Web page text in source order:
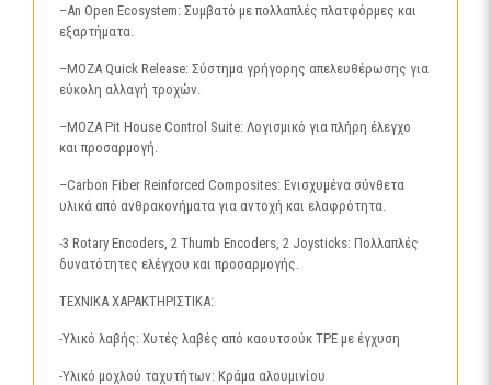
–An Open Ecosystem: Συμβατό με πολλαπλές πλατφόρμες και
εξαρτήματα.
–MOZA Quick Release: Σύστημα γρήγορης απελευθέρωσης για
εύκολη αλλαγή τροχών.
–MOZA Pit House Control Suite: Λογισμικό για πλήρη έλεγχο
και προσαρμογή.
–Carbon Fiber Reinforced Composites: Ενισχυμένα σύνθετα
υλικά από ανθρακονήματα για αντοχή και ελαφρότητα.
-3 Rotary Encoders, 2 Thumb Encoders, 2 Joysticks: Πολλαπλές
δυνατότητες ελέγχου και προσαρμογής.
ΤΕΧΝΙΚΑ ΧΑΡΑΚΤΗΡΙΣΤΙΚΑ:
-Υλικό λαβής: Χυτές λαβές από καουτσούκ TPE με έγχυση
-Υλικό μοχλού ταχυτήτων: Κράμα αλουμινίου